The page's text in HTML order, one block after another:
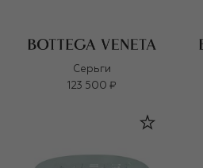
Серьги
123 500 ₽